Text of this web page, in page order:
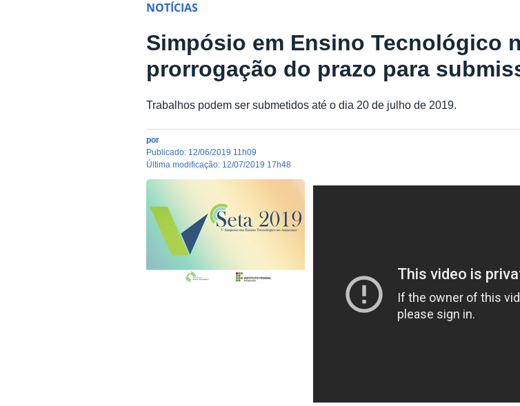
NOTÍCIAS
Simpósio em Ensino Tecnológico
prorrogação do prazo para
Trabalhos podem ser submetidos até o dia 20 de julho de 2019.
por
publicado: 12/06/2019 11h09
última modificação: 12/07/2019 17h48